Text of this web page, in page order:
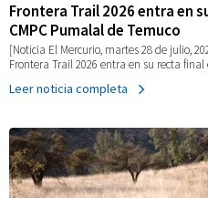
Frontera Trail 2026 entra en
CMPC Pumalal de Temuco
[Noticia El Mercurio, martes 28 de julio,
Frontera Trail 2026 entra en su recta
Leer noticia completa